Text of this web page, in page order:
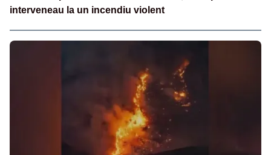
interveneau la un incendiu violent